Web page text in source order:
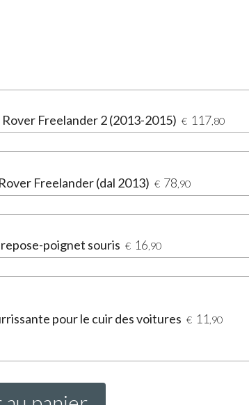
Freelander 2 (2013-2015) € 117 ,80
Freelander (dal 2013) € 78 ,90
poignet souris € 16 ,90
pour le cuir des voitures € 11 ,90